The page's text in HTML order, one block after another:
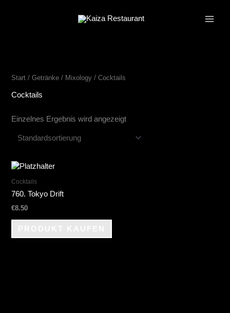
Start /Getränke / Mixology / Cocktails
Cocktails
Einzelnes Ergebnis wird angezeigt
Cocktails
760. Tokyo Drift
€8.50